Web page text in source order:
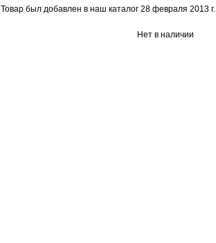
Товар был добавлен в наш каталог 28 февраля 2013 г.
Нет в наличии